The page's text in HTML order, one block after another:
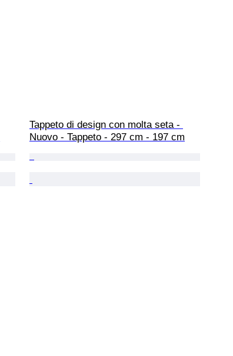
Tappeto di design con molta seta -
Nuovo - Tappeto - 297 cm - 197 cm